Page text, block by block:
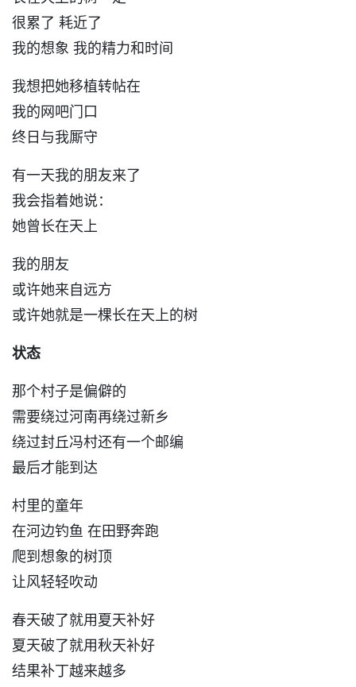
很累了 耗近了
我的想象 我的精力和时间
我想把她移植转帖在
我的网吧门口
终日与我厮守
有一天我的朋友来了
我会指着她说：
她曾长在天上
我的朋友
或许她来自远方
或许她就是一棵长在天上的树
状态
那个村子是偏僻的
需要绕过河南再绕过新乡
绕过封丘冯村还有一个邮编
最后才能到达
村里的童年
在河边钓鱼 在田野奔跑
爬到想象的树顶
让风轻轻吹动
春天破了就用夏天补好
夏天破了就用秋天补好
结果补丁越来越多